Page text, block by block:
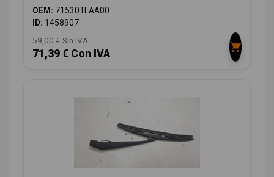
OEM: 71530TLAA00
ID: 1458907
59,00 € Sin IVA
71,39 € Con IVA